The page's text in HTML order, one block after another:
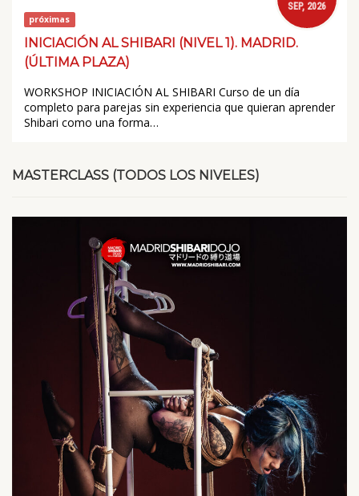
próximas
SEP, 2026
INICIACIÓN AL SHIBARI (NIVEL 1). MADRID.
(ÚLTIMA PLAZA)
WORKSHOP INICIACIÓN AL SHIBARI Curso de un día
completo para parejas sin experiencia que quieran aprender
Shibari como una forma…
MASTERCLASS (TODOS LOS NIVELES)